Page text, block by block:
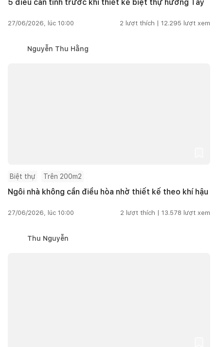
5 điều cần tính trước khi thiết kế biệt thự hướng Tây
27/06/2026, lúc 10:00 2 lượt thích | 12.295 lượt xem
Nguyễn Thu Hằng
Biệt thự Trên 200m2
Ngôi nhà không cần điều hòa nhờ thiết kế theo khí hậu
27/06/2026, lúc 10:00 2 lượt thích | 13.578 lượt xem
Thu Nguyễn